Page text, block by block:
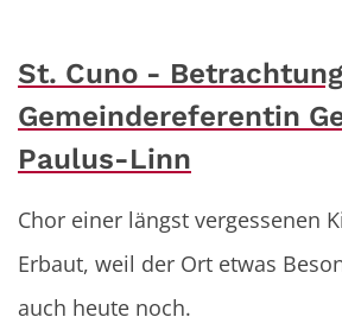
St. Cuno -
Gemeindereferentin
Paulus-Linn
Chor einer längst vergessenen
Erbaut, weil der Ort etwas
auch heute noch.